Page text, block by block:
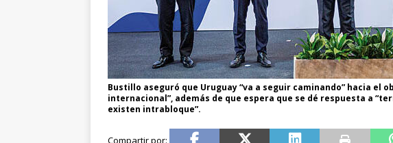
Bustillo aseguró que Uruguay “va a seguir caminando” hacia el
internacional”, además de que espera que se dé respuesta a
existen intrabloque”.